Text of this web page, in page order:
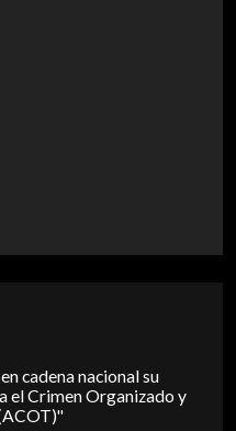
cadena nacional su
el Crimen Organizado y